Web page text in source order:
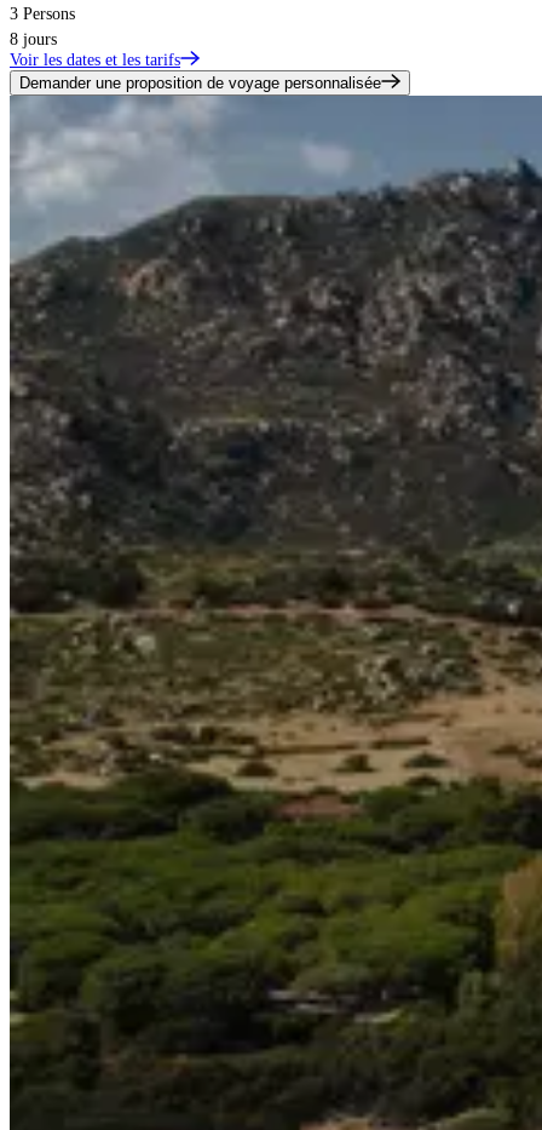
3 Persons
8 jours
Voir les dates et les tarifs
Demander une proposition de voyage personnalisée